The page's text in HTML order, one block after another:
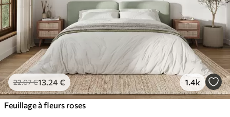
22.07€13 .24€ 1.4k
Feuillage à fleurs roses